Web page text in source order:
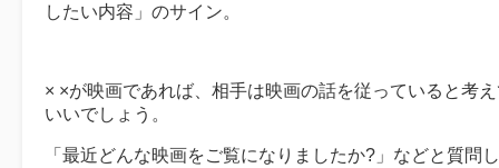
したい内容」のサイン。
× ×が映画であれば、相手は映画の話を従っていると考
いいでしょう。
「最近どんな映画をご覧になりましたか?」などと質問し